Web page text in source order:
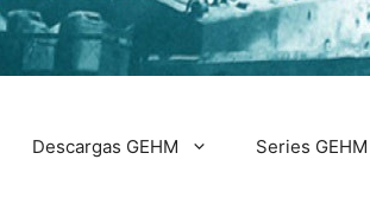
Descargas GEHM Series GEHM